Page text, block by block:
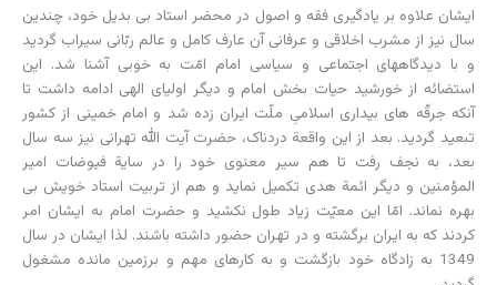
ایشان علاوه بر یادگیری فقه و اصول در محضر استاد بی بدیل خود، چندین
سال نیز از مشرب اخلاقی و عرفانی آن عارف کامل و عالم ربّانی سیراب گردید
و با دیدگاه‏های اجتماعی و سیاسی امام امّت به خوبی آشنا شد. این
استضائه از خورشید حیات بخش امام و دیگر اولیای الهی ادامه داشت تا
آنکه جرقّه های بیداری اسلامیِ ملّت ایران زده شد و امام خمینی از کشور
تبعید گردید. بعد از این واقعة دردناک، حضرت آیت الله تهرانی نیز سه سال
بعد، به نجف رفت تا هم سیر معنوی خود را در سایة فیوضات امیر
المؤمنین و دیگر ائمة هدی تکمیل نماید و هم از تربیت استاد خویش بی
بهره نماند. امّا این معیّت زیاد طول نکشید و حضرت امام به ایشان امر
کردند که به ایران برگشته و در تهران حضور داشته باشند. لذا ایشان در سال
1349 به زادگاه خود بازگشت و به کارهای مهم و برزمین مانده مشغول